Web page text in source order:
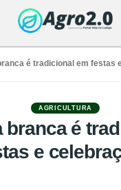
é tradicional em festas
AGRICULTURA
branca é
e